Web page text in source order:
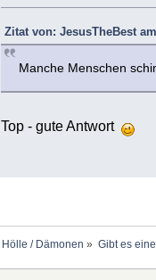
Zitat von: JesusTheBest
Manche Menschen
Top - gute Antwort
Hölle / Dämonen » Gibt es